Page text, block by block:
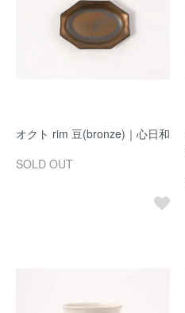
オクト rim 豆(bronze)｜心日和
SOLD OUT